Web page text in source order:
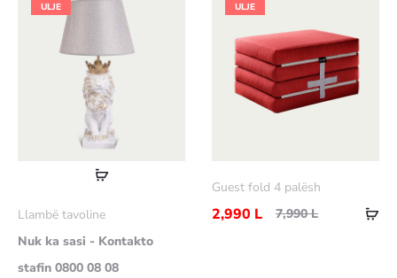
ULJE
Lexoni
Llambë tavoline
Nuk ka sasi - Kontakto
stafin 0800 08 08
ULJE
Guest fold 4 palësh
7,990L
2,990 L